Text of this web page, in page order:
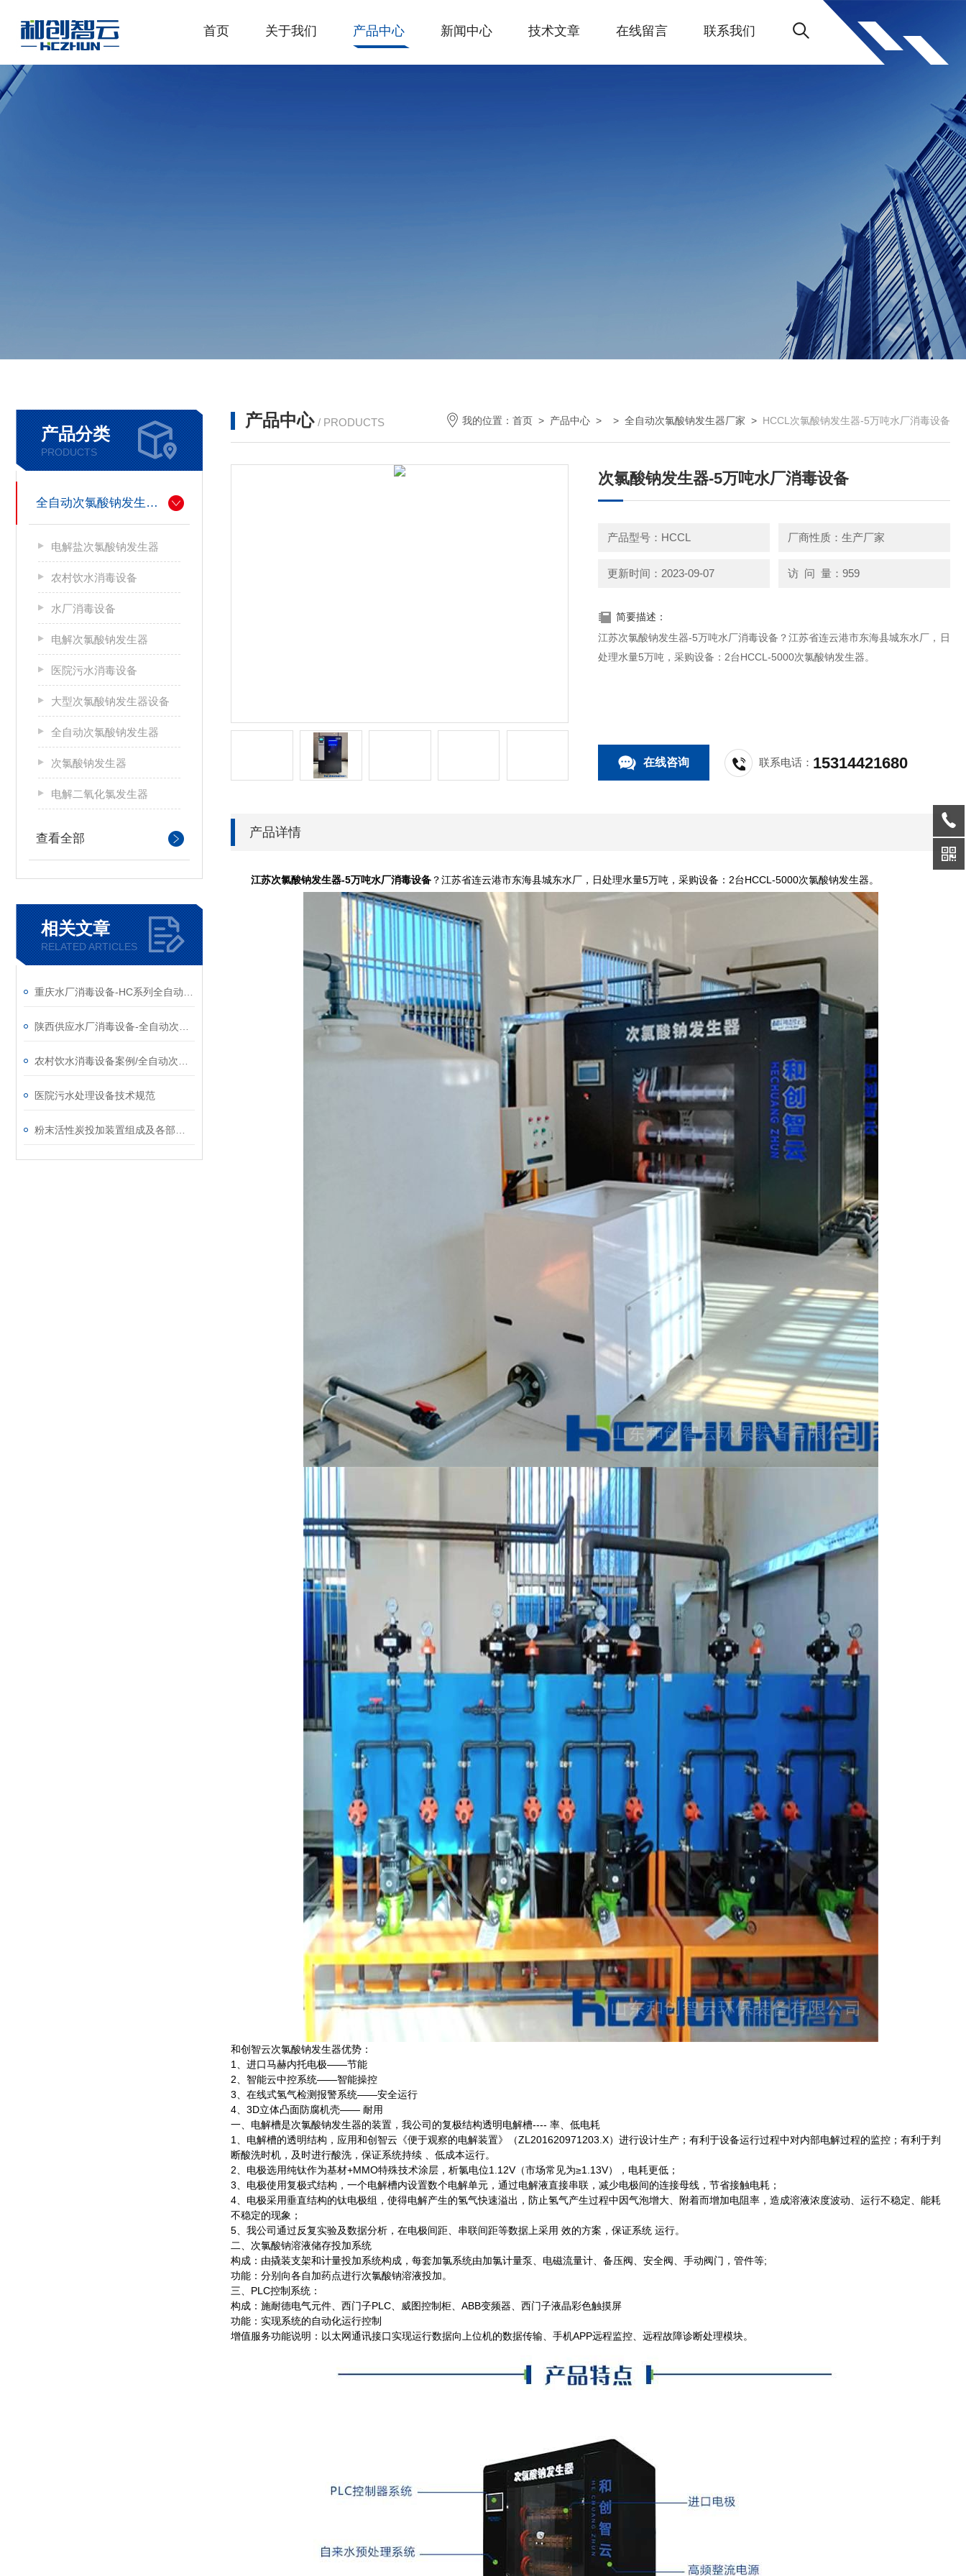
首页 关于我们 产品中心 新闻中心 技术文章 在线留言 联系我们
产品分类
PRODUCTS
全自动次氯酸钠发生器厂家
电解盐次氯酸钠发生器
农村饮水消毒设备
水厂消毒设备
电解次氯酸钠发生器
医院污水消毒设备
大型次氯酸钠发生器设备
全自动次氯酸钠发生器
次氯酸钠发生器
电解二氧化氯发生器
查看全部
相关文章
RELATED ARTICLES
医院污水处理设备技术规范
产品中心 / PRODUCTS 我的位置： 首页 > 产品中心 > > 全自动次氯酸钠发生器厂家 > HCCL次氯酸钠发生器-5万吨水厂消毒设备
次氯酸钠发生器-5万吨水厂消毒设备
产品型号：HCCL 厂商性质：生产厂家
更新时间：2023-09-07 访 问 量：959
简要描述：
江苏次氯酸钠发生器-5万吨水厂消毒设备？江苏省连云港市东海县城东水厂，日
处理水量5万吨，采购设备：2台HCCL-5000次氯酸钠发生器。
在线咨询 联系电话： 15314421680
产品详情
江苏次氯酸钠发生器-5万吨水厂消毒设备 ？江苏省连云港市东海县城东水厂，日处理水量5万吨，采购设备：2台HCCL-5000次氯酸钠发生器。
和创智云次氯酸钠发生器优势：
1、进口马赫内托电极——节能
2、智能云中控系统——智能操控
3、在线式氢气检测报警系统——安全运行
4、3D立体凸面防腐机壳—— 耐用
一、电解槽是次氯酸钠发生器的装置，我公司的复极结构透明电解槽---- 率、低电耗
1、电解槽的透明结构，应用和创智云《便于观察的电解装置》（ZL201620971203.X）进行设计生产；有利于设备运行过程中对内部电解过程的监控；有利于判
断酸洗时机，及时进行酸洗，保证系统持续 、低成本运行。
2、电极选用纯钛作为基材+MMO特殊技术涂层，析氯电位1.12V（市场常见为≥1.13V），电耗更低；
3、电极使用复极式结构，一个电解槽内设置数个电解单元，通过电解液直接串联，减少电极间的连接母线，节省接触电耗；
4、电极采用垂直结构的钛电极组，使得电解产生的氢气快速溢出，防止氢气产生过程中因气泡增大、附着而增加电阻率，造成溶液浓度波动、运行不稳定、能耗
不稳定的现象；
5、我公司通过反复实验及数据分析，在电极间距、串联间距等数据上采用 效的方案，保证系统 运行。
二、次氯酸钠溶液储存投加系统
构成：由撬装支架和计量投加系统构成，每套加氯系统由加氯计量泵、电磁流量计、备压阀、安全阀、手动阀门，管件等;
功能：分别向各自加药点进行次氯酸钠溶液投加。
三、PLC控制系统：
构成：施耐德电气元件、西门子PLC、威图控制柜、ABB变频器、西门子液晶彩色触摸屏
功能：实现系统的自动化运行控制
增值服务功能说明：以太网通讯接口实现运行数据向上位机的数据传输、手机APP远程监控、远程故障诊断处理模块。